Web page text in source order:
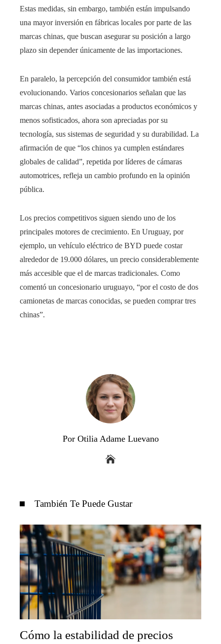
Estas medidas, sin embargo, también están impulsando
una mayor inversión en fábricas locales por parte de las
marcas chinas, que buscan asegurar su posición a largo
plazo sin depender únicamente de las importaciones.
En paralelo, la percepción del consumidor también está
evolucionando. Varios concesionarios señalan que las
marcas chinas, antes asociadas a productos económicos y
menos sofisticados, ahora son apreciadas por su
tecnología, sus sistemas de seguridad y su durabilidad. La
afirmación de que “los chinos ya cumplen estándares
globales de calidad”, repetida por líderes de cámaras
automotrices, refleja un cambio profundo en la opinión
pública.
Los precios competitivos siguen siendo uno de los
principales motores de crecimiento. En Uruguay, por
ejemplo, un vehículo eléctrico de BYD puede costar
alrededor de 19.000 dólares, un precio considerablemente
más accesible que el de marcas tradicionales. Como
comentó un concesionario uruguayo, “por el costo de dos
camionetas de marcas conocidas, se pueden comprar tres
chinas”.
Por Otilia Adame Luevano
También Te Puede Gustar
Cómo la estabilidad de precios